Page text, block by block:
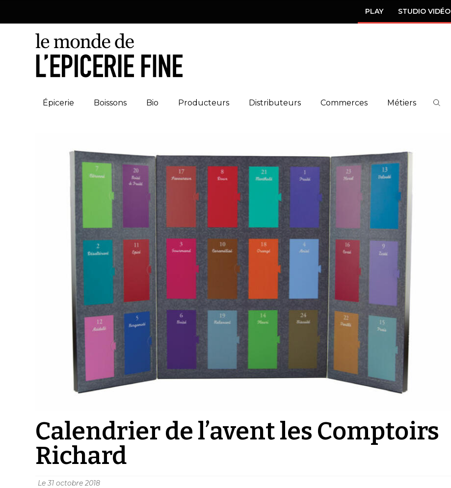
PLAY STUDIO VIDÉO
Épicerie Boissons Bio Producteurs Distributeurs Commerces Métiers
Calendrier de l’avent les Comptoirs
Richard
Le 31 octobre 2018